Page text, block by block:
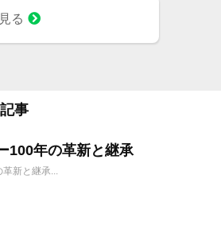
る
事
100年の革新と継承
新と継承...